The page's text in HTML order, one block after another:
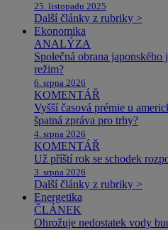
25. listopadu 2025
Další články z rubriky >
Ekonomika
ANALÝZA
Společná obrana
režim?
6. srpna 2026
KOMENTÁŘ
Vyšší časová prémie u
špatná zpráva pro trhy?
4. srpna 2026
KOMENTÁŘ
Už příští rok se schodek
3. srpna 2026
Další články z rubriky >
Energetika
ČLÁNEK
Ohrožuje nedostatek vody